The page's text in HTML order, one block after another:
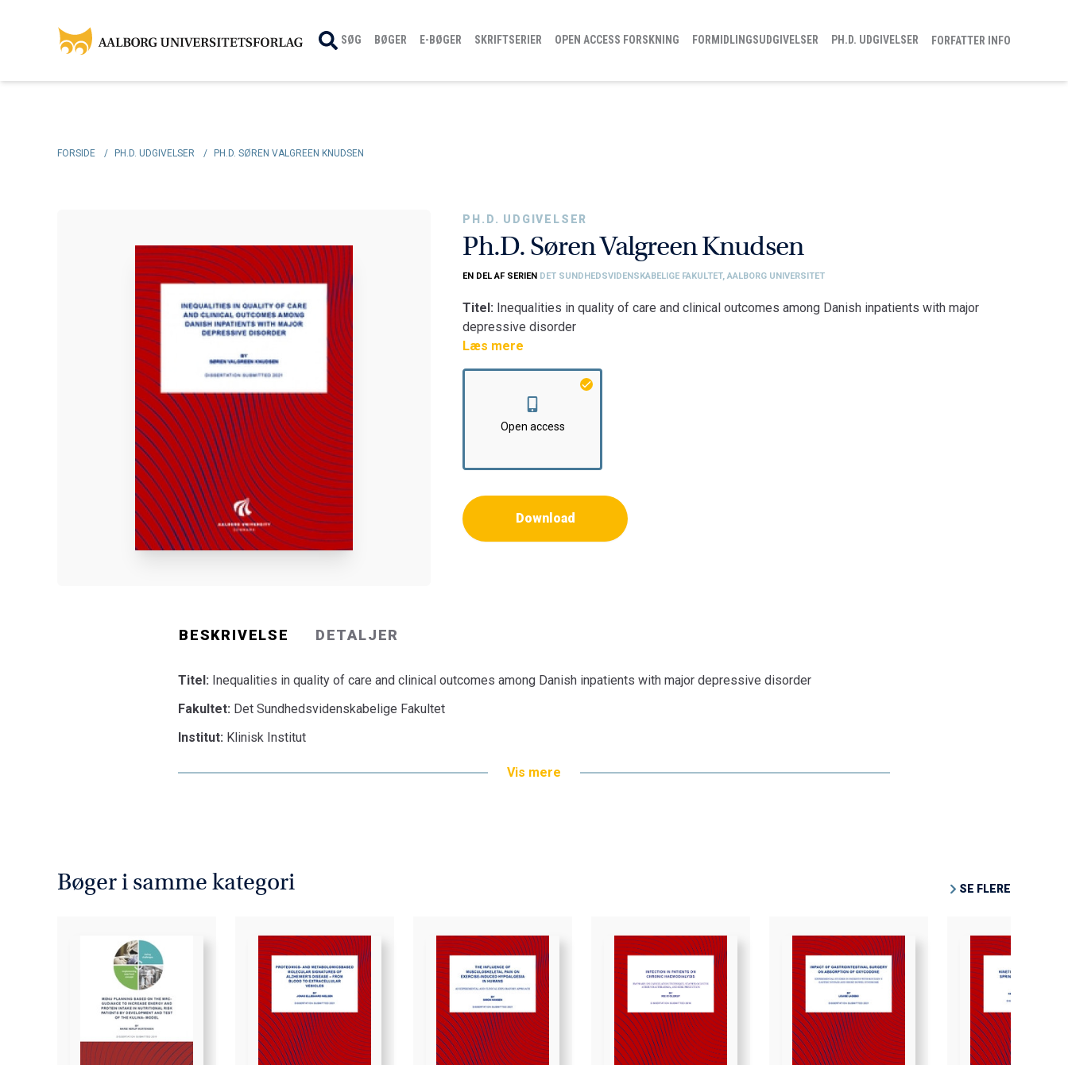
SØG BØGER E-BØGER SKRIFTSERIER OPEN ACCESS FORSKNING FORMIDLINGSUDGIVELSER PH.D. UDGIVELSER FORFATTER INFO
FORSIDE / PH.D. UDGIVELSER / PH.D. SØREN VALGREEN KNUDSEN
PH.D. UDGIVELSER
Ph.D. Søren Valgreen Knudsen
EN DEL AF SERIEN DET SUNDHEDSVIDENSKABELIGE FAKULTET, AALBORG UNIVERSITET
Titel: Inequalities in quality of care and clinical outcomes among Danish inpatients with major
depressive disorder
Fakultet:Det Sundhedsvidenskabelige Fakultet
Institut:Klinisk Institut
Læs mere
Open access
Download
BESKRIVELSE DETALJER
Titel: Inequalities in quality of care and clinical outcomes among Danish inpatients with major depressive disorder
Fakultet: Det Sundhedsvidenskabelige Fakultet
Institut: Klinisk Institut
Vis mere
Bøger i samme kategori SE FLERE